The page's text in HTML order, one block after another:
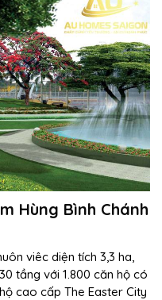
Hùng Bình Chánh
viêc diện tích 3,3 ha,
tầng với 1.800 căn hộ có
cao cấp The Easter City